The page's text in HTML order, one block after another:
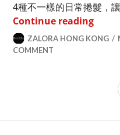
4種不一樣的日常捲髮，
Continue reading【日
ZALORA HONG KONG
COMMENT